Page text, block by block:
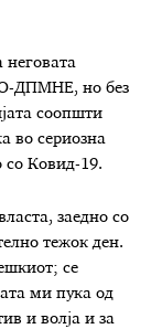
неговата
ДПМНЕ, но без
соопшти
во сериозна
со Ковид-19.
заедно со
тежок ден.
се
ми пука од
и волја и за